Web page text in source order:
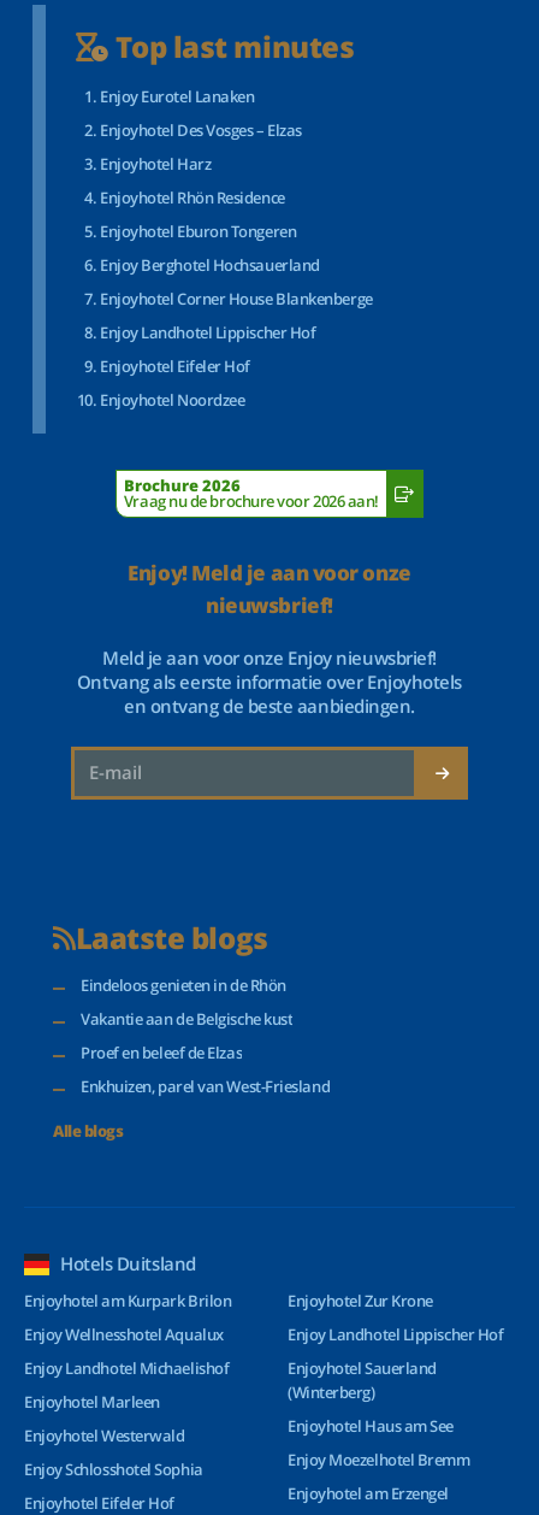
Top last minutes
Enjoy Eurotel Lanaken
Enjoyhotel Des Vosges – Elzas
Enjoyhotel Harz
Enjoyhotel Rhön Residence
Enjoyhotel Eburon Tongeren
Enjoy Berghotel Hochsauerland
Enjoyhotel Corner House Blankenberge
Enjoy Landhotel Lippischer Hof
Enjoyhotel Eifeler Hof
Enjoyhotel Noordzee
Brochure 2026
Vraag nu de brochure voor 2026 aan!
Enjoy! Meld je aan voor onze
nieuwsbrief!
Meld je aan voor onze Enjoy nieuwsbrief!
Ontvang als eerste informatie over Enjoyhotels
en ontvang de beste aanbiedingen.
Laatste blogs
Eindeloos genieten in de Rhön
Vakantie aan de Belgische kust
Proef en beleef de Elzas
Enkhuizen, parel van West-Friesland
Alle blogs
Hotels Duitsland
Enjoyhotel am Kurpark Brilon
Enjoy Wellnesshotel Aqualux
Enjoy Landhotel Michaelishof
Enjoyhotel Marleen
Enjoyhotel Westerwald
Enjoy Schlosshotel Sophia
Enjoyhotel Eifeler Hof
Enjoyhotel Zur Krone
Enjoy Landhotel Lippischer Hof
Enjoyhotel Sauerland
(Winterberg)
Enjoyhotel Haus am See
Enjoy Moezelhotel Bremm
Enjoyhotel am Erzengel